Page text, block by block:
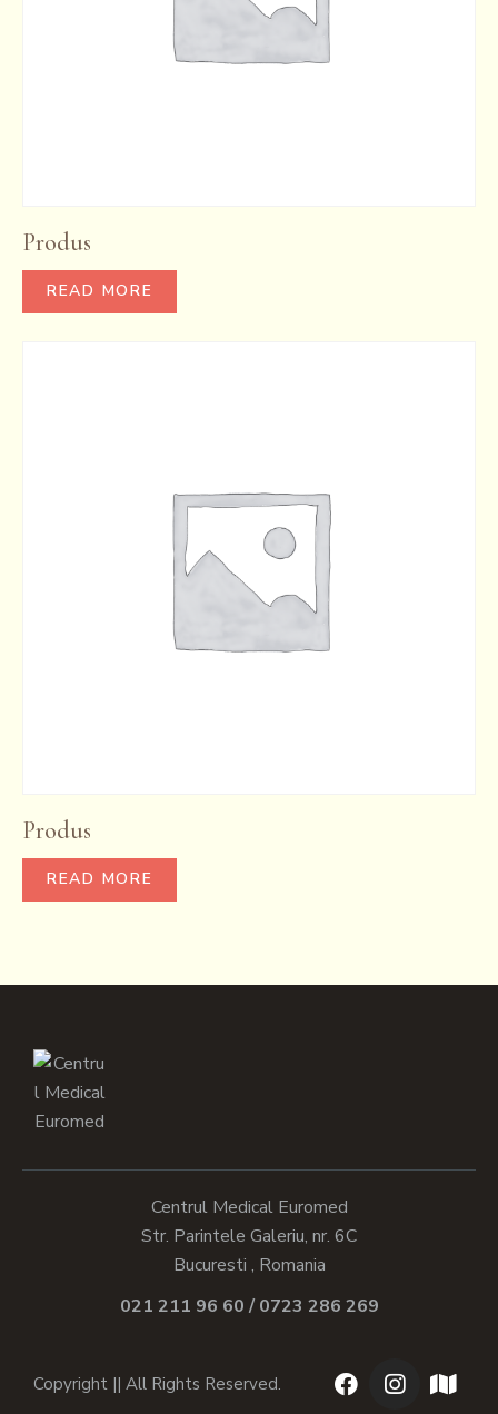
Produs
READ MORE
Produs
READ MORE
Centrul Medical Euromed
Str. Parintele Galeriu, nr. 6C
Bucuresti , Romania
021 211 96 60 / 0723 286 269
Copyright || All Rights Reserved.